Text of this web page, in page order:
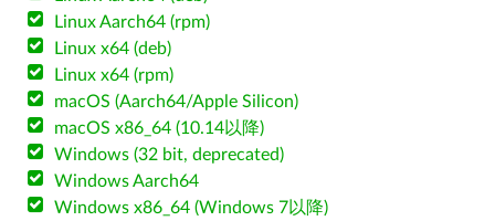
Linux Aarch64 (rpm)
Linux x64 (deb)
Linux x64 (rpm)
macOS (Aarch64/Apple Silicon)
macOS x86_64 (10.14以降)
Windows (32 bit, deprecated)
Windows Aarch64
Windows x86_64 (Windows 7以降)